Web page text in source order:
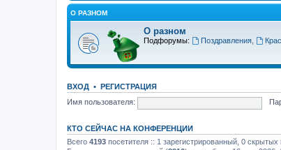
О РАЗНОМ
О разном
Подфорумы: Поздравления,
ВХОД • РЕГИСТРАЦИЯ
Имя пользователя:
КТО СЕЙЧАС НА КОНФЕРЕНЦИИ
Всего 4193 посетителя :: 1 зарегистрированный, 0